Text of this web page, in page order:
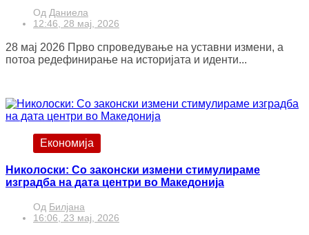
Од Даниела
12:46, 28 мај, 2026
28 мај 2026 Прво спроведување на уставни измени, а
потоа редефинирање на историјата и иденти...
Економија
Николоски: Со законски измени стимулираме
изградба на дата центри во Македонија
Од Билјана
16:06, 23 мај, 2026